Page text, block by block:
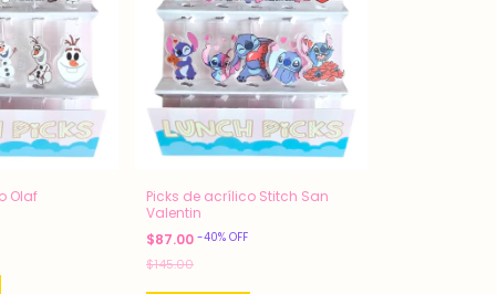
Olaf
Picks de acrílico Stitch San
Valentin
$87.00 -40% OFF
$145.00